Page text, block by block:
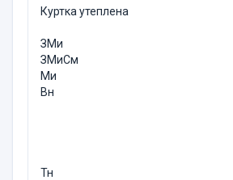
Куртка утеплена
ЗМи
ЗМиСм
Ми
Вн
Тн